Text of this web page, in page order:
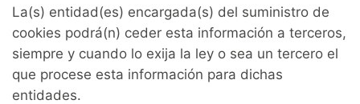
La(s) entidad(es) encargada(s) del suministro de
cookies podrá(n) ceder esta información a terceros,
siempre y cuando lo exija la ley o sea un tercero el
que procese esta información para dichas
entidades.